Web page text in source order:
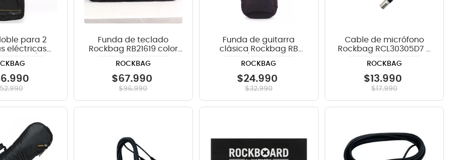
para 2
eléctricas
.990
.990
Funda de teclado
Rockbag RB21619 color
ROCKBAG
$67.990
$96.990
Funda de guitarra
clásica Rockbag RB
Line Plus
ROCKBAG
$24.990
$32.990
Cable de micrófono
Rockbag RCL30305D7 5
ROCKBAG
$13.990
$17.990